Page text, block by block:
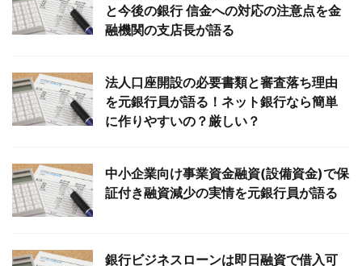
と今後の銀行 信金への対応の注意点を金
融機関の支店長が語る
法人口座開設の必要書類と審査落ち理由
を元銀行員が語る！ネット銀行なら簡単
に作りやすいの？厳しい？
中小企業向け事業資金融資(設備資金)で保
証付き融資減少の実情を元銀行員が語る
銀行ビジネスローンは即日融資で借入可